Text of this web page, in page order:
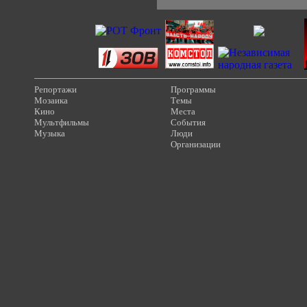
Репортажи
Мозаика
Кино
Мультфильмы
Музыка
Программы
Темы
Места
События
Люди
Организации